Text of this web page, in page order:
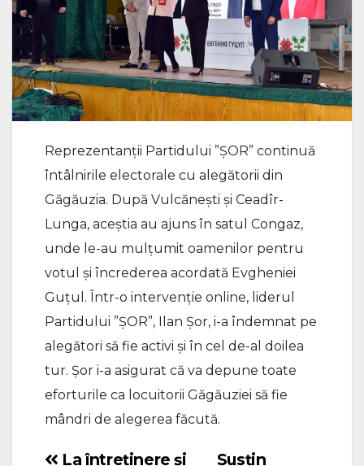
Reprezentanții Partidului ”ȘOR” continuă
întâlnirile electorale cu alegătorii din
Găgăuzia. După Vulcănești și Ceadîr-
Lunga, aceștia au ajuns în satul Congaz,
unde le-au mulțumit oamenilor pentru
votul și încrederea acordată Evgheniei
Guțul. Într-o intervenție online, liderul
Partidului ”ȘOR”, Ilan Șor, i-a îndemnat pe
alegători să fie activi și în cel de-al doilea
tur. Șor i-a asigurat că va depune toate
eforturile ca locuitorii Găgăuziei să fie
mândri de alegerea făcută.
Susțin
La întreținere și